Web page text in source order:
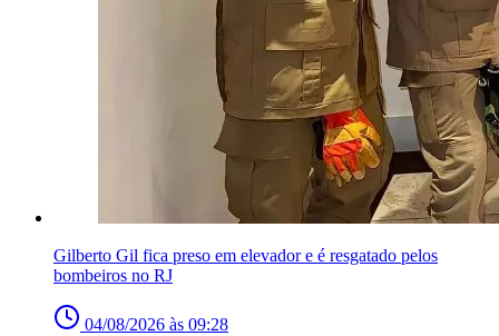
Gilberto Gil fica preso em elevador e é resgatado pelos
bombeiros no RJ
04/08/2026 às 09:28